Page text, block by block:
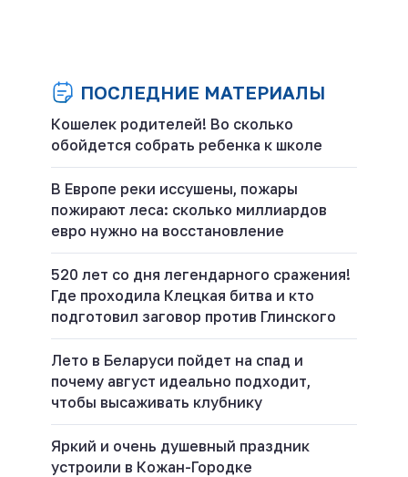
ПОСЛЕДНИЕ МАТЕРИАЛЫ
Кошелек родителей! Во сколько
обойдется собрать ребенка к школе
В Европе реки иссушены, пожары
пожирают леса: сколько миллиардов
евро нужно на восстановление
520 лет со дня легендарного сражения!
Где проходила Клецкая битва и кто
подготовил заговор против Глинского
Лето в Беларуси пойдет на спад и
почему август идеально подходит,
чтобы высаживать клубнику
Яркий и очень душевный праздник
устроили в Кожан-Городке